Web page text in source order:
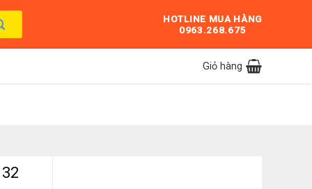
HOTLINE MUA HÀNG
0963.268.675
Giỏ hàng